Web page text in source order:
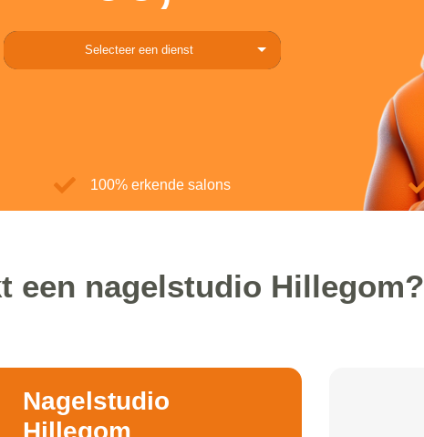
Selecteer een dienst
100% erkende salons
een nagelstudio Hillegom?
Nagelstudio
Hillegom